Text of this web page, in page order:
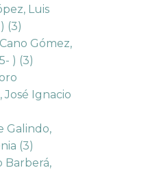
Luis
(3)
Gómez,
) (3)
Ignacio
Galindo,
(3)
Barberá,